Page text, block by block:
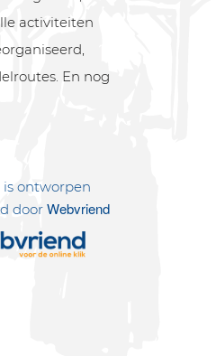
activiteiten
En nog
ontworpen
doorWebvriend